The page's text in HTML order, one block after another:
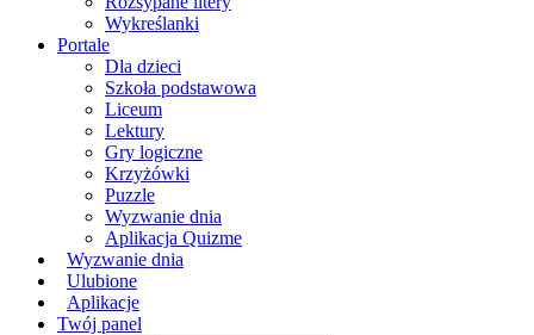
Wykreślanki
Portale
Dla dzieci
Szkoła podstawowa
Liceum
Lektury
Gry logiczne
Krzyżówki
Puzzle
Wyzwanie dnia
Aplikacja Quizme
Wyzwanie dnia
Ulubione
Aplikacje
Twój panel